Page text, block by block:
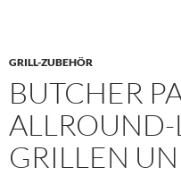
GRILL-ZUBEHÖR
BUTCHER
ALLROUND-
GRILLEN